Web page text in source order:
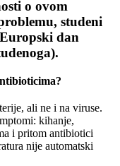
o ovom
studeni
dan
ali ne i na viruse.
kihanje,
i pritom antibiotici
nije automatski